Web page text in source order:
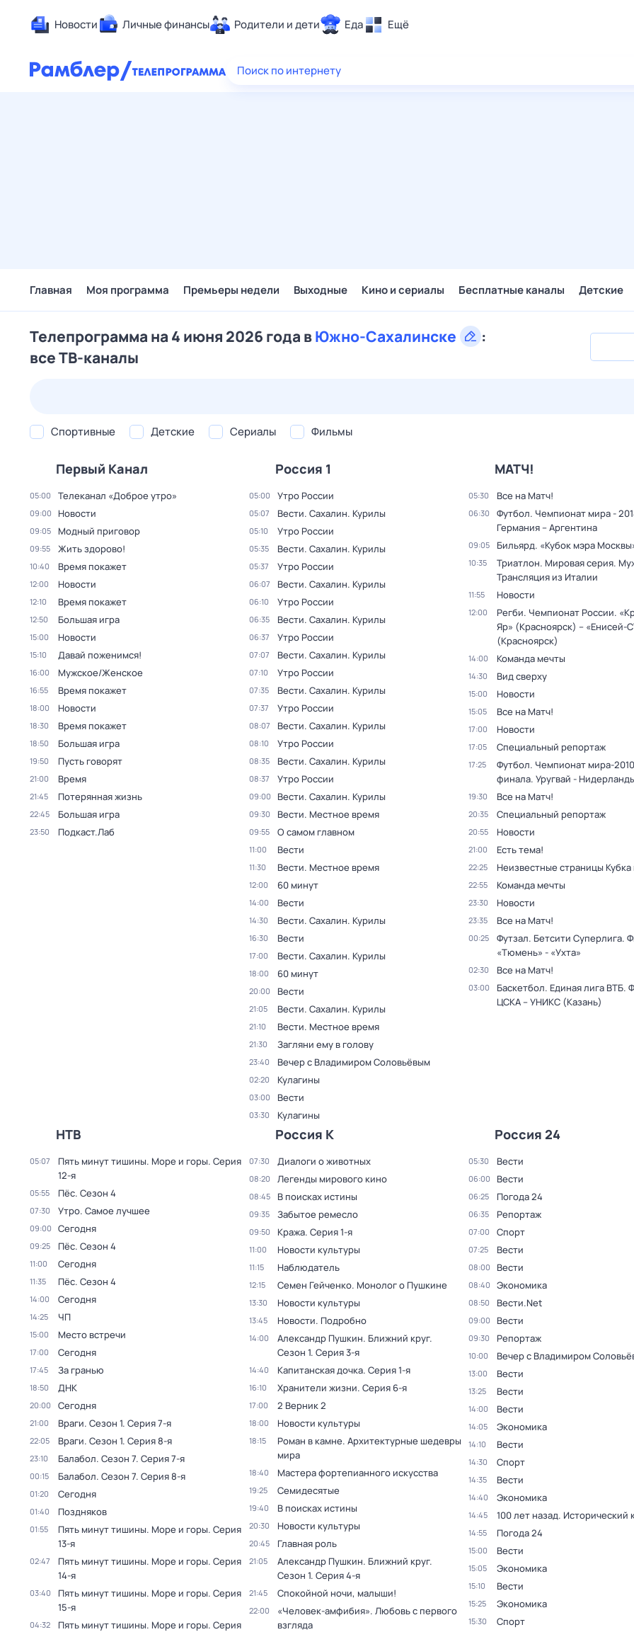
Новости Личные финансы Родители и дети Еда Ещё
Здоровье
Поиск по интернету
Главная Моя программа Премьеры недели Выходные Кино и сериалы Бесплатные каналы Детские
Телепрограмма на 4 июня 2026 года вЮжно-Сахалинске
:
все ТВ-каналы
Спортивные Детские Сериалы Фильмы
Первый Канал
05:00 Телеканал «Доброе утро»
09:00 Новости
09:05 Модный приговор
09:55 Жить здорово!
10:40 Время покажет
12:00 Новости
12:10 Время покажет
12:50 Большая игра
15:00 Новости
15:10 Давай поженимся!
16:00 Мужское/Женское
16:55 Время покажет
18:00 Новости
18:30 Время покажет
18:50 Большая игра
19:50 Пусть говорят
21:00 Время
21:45 Потерянная жизнь
22:45 Большая игра
23:50 Подкаст.Лаб
Россия 1
05:00 Утро России
05:07 Вести. Сахалин. Курилы
05:10 Утро России
05:35 Вести. Сахалин. Курилы
05:37 Утро России
06:07 Вести. Сахалин. Курилы
06:10 Утро России
06:35 Вести. Сахалин. Курилы
06:37 Утро России
07:07 Вести. Сахалин. Курилы
07:10 Утро России
07:35 Вести. Сахалин. Курилы
07:37 Утро России
08:07 Вести. Сахалин. Курилы
08:10 Утро России
08:35 Вести. Сахалин. Курилы
08:37 Утро России
09:00 Вести. Сахалин. Курилы
09:30 Вести. Местное время
09:55 О самом главном
11:00 Вести
11:30 Вести. Местное время
12:00 60 минут
14:00 Вести
14:30 Вести. Сахалин. Курилы
16:30 Вести
17:00 Вести. Сахалин. Курилы
18:00 60 минут
20:00 Вести
21:05 Вести. Сахалин. Курилы
21:10 Вести. Местное время
21:30 Загляни ему в голову
23:40 Вечер с Владимиром Соловьёвым
02:20 Кулагины
03:00 Вести
03:30 Кулагины
МАТЧ!
05:30 Все на Матч!
06:30
Футбол. Чемпионат мира -
Германия – Аргентина
09:05 Бильярд. «Кубок мэра
10:35
Триатлон. Мировая серия.
Трансляция из Италии
11:55 Новости
12:00
Регби. Чемпионат России.
Яр» (Красноярск) – «Енисей-
(Красноярск)
14:00 Команда мечты
14:30 Вид сверху
15:00 Новости
15:05 Все на Матч!
17:00 Новости
17:05 Специальный репортаж
17:25
Футбол. Чемпионат мира-
финала. Уругвай -
19:30 Все на Матч!
20:35 Специальный репортаж
20:55 Новости
21:00 Есть тема!
22:25 Неизвестные страницы
22:55 Команда мечты
23:30 Новости
23:35 Все на Матч!
00:25
Футзал. Бетсити Суперлига.
«Тюмень» - «Ухта»
02:30 Все на Матч!
03:00
Баскетбол. Единая лига ВТБ.
ЦСКА – УНИКС (Казань)
НТВ
05:07 Пять минут тишины. Море и горы. Серия
12-я
05:55 Пёс. Сезон 4
07:30 Утро. Самое лучшее
09:00 Сегодня
09:25 Пёс. Сезон 4
11:00 Сегодня
11:35 Пёс. Сезон 4
14:00 Сегодня
14:25 ЧП
15:00 Место встречи
17:00 Сегодня
17:45 За гранью
18:50 ДНК
20:00 Сегодня
21:00 Враги. Сезон 1. Серия 7-я
22:05 Враги. Сезон 1. Серия 8-я
23:10 Балабол. Сезон 7. Серия 7-я
00:15 Балабол. Сезон 7. Серия 8-я
01:20 Сегодня
01:40 Поздняков
01:55 Пять минут тишины. Море и горы. Серия
13-я
02:47 Пять минут тишины. Море и горы. Серия
14-я
03:40 Пять минут тишины. Море и горы. Серия
15-я
04:32 Пять минут тишины. Море и горы. Серия
Россия К
07:30 Диалоги о животных
08:20 Легенды мирового кино
08:45 В поисках истины
09:35 Забытое ремесло
09:50 Кража. Серия 1-я
11:00 Новости культуры
11:15 Наблюдатель
12:15 Семен Гейченко. Монолог о Пушкине
13:30 Новости культуры
13:45 Новости. Подробно
14:00 Александр Пушкин. Ближний круг.
Сезон 1. Серия 3-я
14:40 Капитанская дочка. Серия 1-я
16:10 Хранители жизни. Серия 6-я
17:00 2 Верник 2
18:00 Новости культуры
18:15
Роман в камне. Архитектурные шедевры
мира
18:40 Мастера фортепианного искусства
19:25 Семидесятые
19:40 В поисках истины
20:30 Новости культуры
20:45 Главная роль
21:05 Александр Пушкин. Ближний круг.
Сезон 1. Серия 4-я
21:45 Спокойной ночи, малыши!
22:00
«Человек-амфибия». Любовь с первого
взгляда
Россия 24
05:30 Вести
06:00 Вести
06:25 Погода 24
06:35 Репортаж
07:00 Спорт
07:25 Вести
08:00 Вести
08:40 Экономика
08:50 Вести.Net
09:00 Вести
09:30 Репортаж
10:00 Вечер с Владимиром
13:00 Вести
13:25 Вести
14:00 Вести
14:05 Экономика
14:10 Вести
14:30 Спорт
14:35 Вести
14:40 Экономика
14:45 100 лет назад. Исторический
14:55 Погода 24
15:00 Вести
15:05 Экономика
15:10 Вести
15:25 Экономика
15:30 Спорт